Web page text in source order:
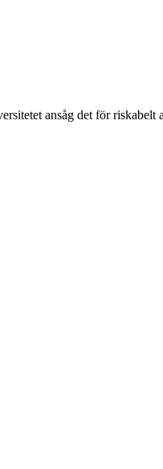
ansåg det för riskabelt